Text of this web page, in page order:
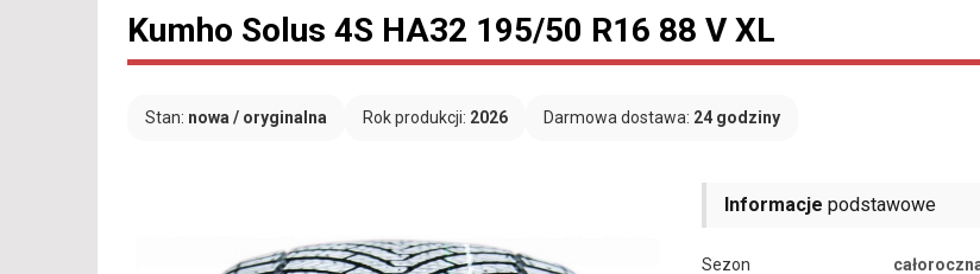
Kumho Solus 4S HA32 195/50 R16 88 V XL
Stan: nowa / oryginalna Rok produkcji: 2026 Darmowa dostawa: 24 godziny
Informacje podstawowe
Sezon